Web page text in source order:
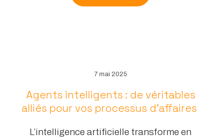
7 mai 2025
Agents intelligents : de véritables
alliés pour vos processus d’affaires
L’intelligence artificielle transforme en